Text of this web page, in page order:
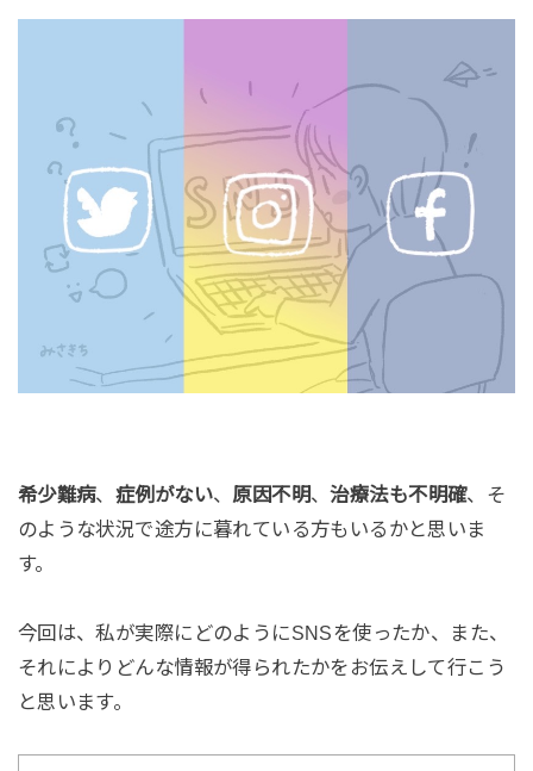
希少難病、 症例がない、 原因不明、治療法も不明確、そ
のような状況で途方に暮れている方もいるかと思いま
す。
今回は、私が実際にどのようにSNSを使ったか、また、
それによりどんな情報が得られたかをお伝えして行こう
と思います。